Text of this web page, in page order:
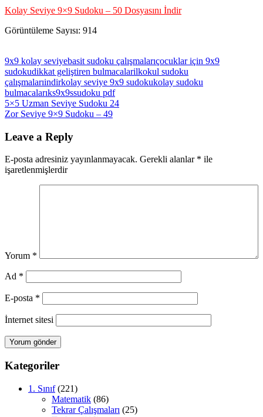
Kolay Seviye 9×9 Sudoku – 50 Dosyasını İndir
Görüntüleme Sayısı: 914
9x9 kolay seviyebasit sudoku çalışmalarıçocuklar için 9x9
sudokudikkat geliştiren bulmacalarilkokul sudoku
çalışmalarıindirkolay seviye 9x9 sudokukolay sudoku
bulmacalarıks9x9ssudoku pdf
Yazı
gezinmesi
Previous
Post:
5×5 Uzman Seviye Sudoku 24
Next
Zor Seviye 9×9 Sudoku – 49
Leave a Reply
E-posta adresiniz yayınlanmayacak. Gerekli alanlar * ile
işaretlenmişlerdir
Yorum *
Ad *
E-posta *
İnternet sitesi
Kategoriler
1. Sınıf(221)
Matematik (86)
Tekrar Çalışmaları (25)